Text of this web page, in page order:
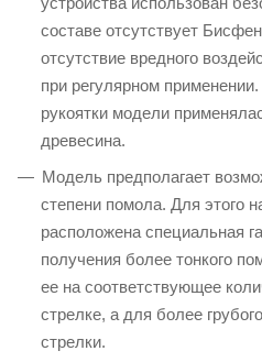
составе отсутствует
отсутствие вредного
при регулярном
рукоятки модели
древесина.
Модель предполагает
степени помола. Для этого
расположена специальная
получения более тонкого
ее на соответствующее
стрелке, а для более
стрелки.